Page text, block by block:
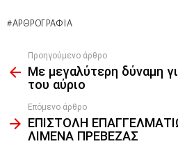
ΑΡΘΡΟΓΡΑΦΊΑ
more
Προηγούμενο άρθρο
Με μεγαλύτερη δύναμη
του αύριο
Επόμενο άρθρο
ΕΠΙΣΤΟΛΗ
ΛΙΜΕΝΑ ΠΡΕΒΕΖΑΣ